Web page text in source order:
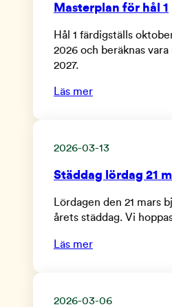
Masterplan för hål 1
Hål 1 färdigställs
2026 och beräknas
2027.
Läs mer
2026-03-13
Städdag lördag 21
Lördagen den 21 mars
årets städdag. Vi
Läs mer
2026-03-06